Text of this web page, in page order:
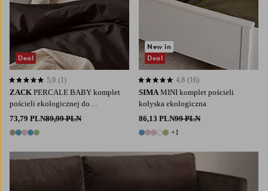
ZACK PERCALE BABY komplet
pościeli ekologicznej do
wózka/kołyski
73,79 PLN89,99 PLN
5 kolory
5,0 opierając się na 1 ocenach
5,0 (1)
Deal
SIMA MINI komplet pościeli
kołyska ekologiczna
86,13 PLN99 PLN
6 kolory
+1
4,8 opierając się na 16 ocenach
4,8 (16)
New in
Deal